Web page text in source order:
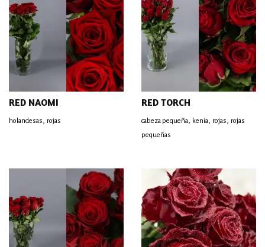
RED NAOMI
holandesas, rojas
RED TORCH
cabeza pequeña, kenia, rojas, rojas
pequeñas